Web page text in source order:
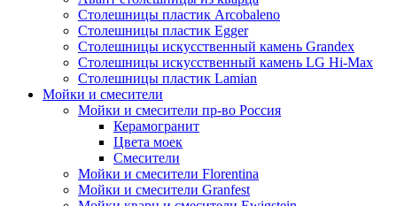
Столешницы пластик Arcobaleno
Столешницы пластик Egger
Столешницы искусственный камень Grandex
Столешницы искусственный камень LG Hi-Max
Столешницы пластик Lamian
Мойки и смесители
Мойки и смесители пр-во Россия
Керамогранит
Цвета моек
Смесители
Мойки и смесители Florentina
Мойки и смесители Granfest